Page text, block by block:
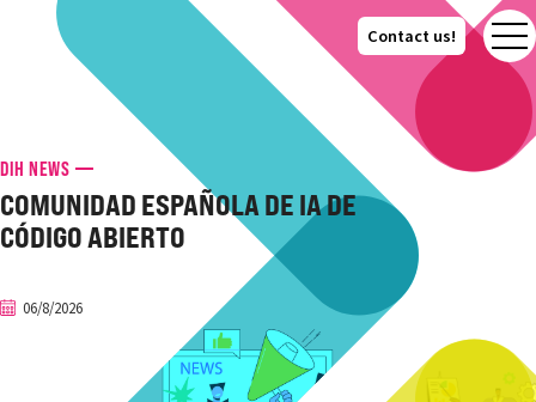
Contact us!
Contact us!
DIH NEWS
COMUNIDAD ESPAÑOLA DE IA DE
CÓDIGO ABIERTO
06/8/2026